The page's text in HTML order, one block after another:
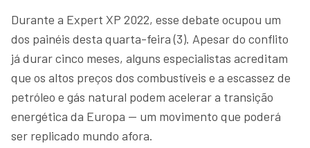
Durante a Expert XP 2022, esse debate ocupou um
dos painéis desta quarta-feira (3). Apesar do conflito
já durar cinco meses, alguns especialistas acreditam
que os altos preços dos combustíveis e a escassez de
petróleo e gás natural podem acelerar a transição
energética da Europa — um movimento que poderá
ser replicado mundo afora.